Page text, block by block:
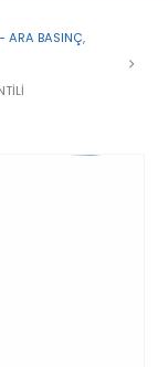
ARA BASINÇ,